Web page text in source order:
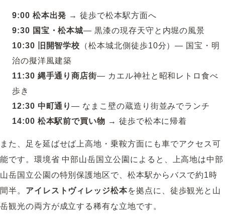
9:00 松本出発 → 徒歩で松本駅方面へ
9:30 国宝・松本城― 黒漆の現存天守と内堀の風景
10:30 旧開智学校 （松本城北側徒歩10分）― 国宝・明
治の擬洋風建築
11:30 縄手通り商店街― カエル神社と昭和レトロ食べ
歩き
12:30 中町通り― なまこ壁の蔵造り街並みでランチ
14:00 松本駅前で買い物 → 徒歩で松本に帰着
また、足を延ばせば上高地・乗鞍方面にも車でアクセス可
能です。 環境省 中部山岳国立公園 によると、上高地は中部
山岳国立公園の特別保護地区で、松本駅からバスで約1時
間半。 アイレストヴィレッジ松本を拠点に、徒歩観光と山
岳観光の両方が成立する稀有な立地です。